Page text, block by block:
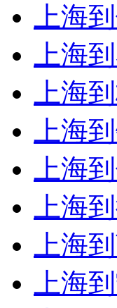
上海
上海
上海
上海
上海
上海
上海
上海